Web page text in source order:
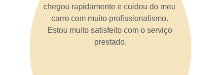
chegou rapidamente e cuidou do meu
carro com muito profissionalismo.
Estou muito satisfeito com o serviço
prestado.